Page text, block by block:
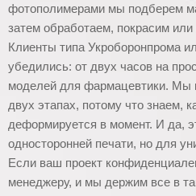
фотополимерами мы подберем
затем обработаем, покрасим
Клиенты типа Укроборонпрома
убедились: от двух часов на
моделей для фармацевтики. Мы
двух этапах, потому что знаем,
деформируется в момент. И да,
односторонней печати, но для
Если ваш проект
менеджеру, и мы держим все в